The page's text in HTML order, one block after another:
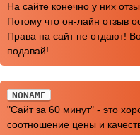
На сайте конечно у них
Потому что он-лайн отзыв
Права на сайт не отдают!
подавай!
NONAME
"Сайт за 60 минут" - это
соотношение цены и